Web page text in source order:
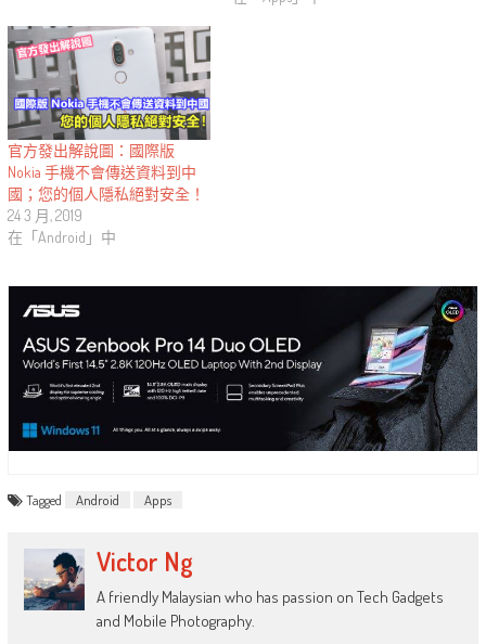
官方發出解說圖：國際版
Nokia 手機不會傳送資料到中
國；您的個人隱私絕對安全！
24 3 月, 2019
在「Android」中
Tagged Android Apps
Victor Ng
A friendly Malaysian who has passion on Tech Gadgets
and Mobile Photography.